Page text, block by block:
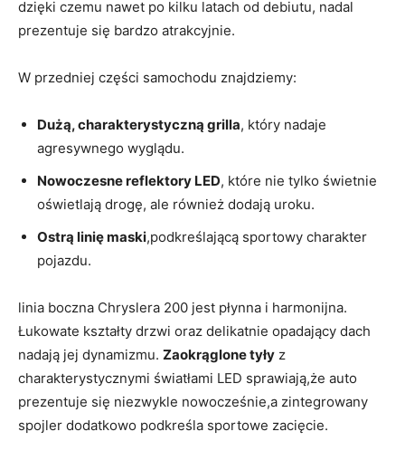
dzięki czemu nawet po kilku latach od debiutu, nadal
prezentuje się bardzo atrakcyjnie.
W przedniej części samochodu znajdziemy:
Dużą, charakterystyczną grilla, który nadaje
agresywnego wyglądu.
Nowoczesne reflektory LED, które nie tylko świetnie
oświetlają drogę, ale również dodają uroku.
Ostrą linię maski,podkreślającą sportowy charakter
pojazdu.
linia boczna Chryslera 200 jest płynna i harmonijna.
Łukowate kształty drzwi oraz delikatnie opadający dach
nadają jej dynamizmu. Zaokrąglone tyły z
charakterystycznymi światłami LED sprawiają,że auto
prezentuje się niezwykle nowocześnie,a zintegrowany
spojler dodatkowo podkreśla sportowe zacięcie.